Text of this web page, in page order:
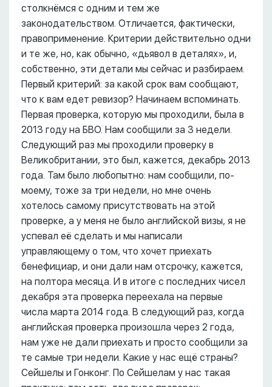
столкнёмся с одним и тем же
законодательством. Отличается, фактически,
правоприменение. Критерии действительно одни
и те же, но, как обычно, «дьявол в деталях», и,
собственно, эти детали мы сейчас и разбираем.
Первый критерий: за какой срок вам сообщают,
что к вам едет ревизор? Начинаем вспоминать.
Первая проверка, которую мы проходили, была в
2013 году на БВО. Нам сообщили за 3 недели.
Следующий раз мы проходили проверку в
Великобритании, это был, кажется, декабрь 2013
года. Там было любопытно: нам сообщили, по-
моему, тоже за три недели, но мне очень
хотелось самому присутствовать на этой
проверке, а у меня не было английской визы, я не
успевал её сделать и мы написали
управляющему о том, что хочет приехать
бенефициар, и они дали нам отсрочку, кажется,
на полтора месяца. И в итоге с последних чисел
декабря эта проверка переехала на первые
числа марта 2014 года. В следующий раз, когда
английская проверка произошла через 2 года,
нам уже не дали приехать и просто сообщили за
те самые три недели. Какие у нас ещё страны?
Сейшелы и Гонконг. По Сейшелам у нас такая